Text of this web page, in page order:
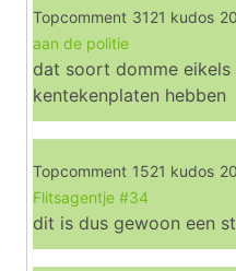
Topcomment 3121 kudos
aan de politie
dat soort domme
kentekenplaten hebben
Topcomment 1521 kudos
Flitsagentje #34
dit is dus gewoon een